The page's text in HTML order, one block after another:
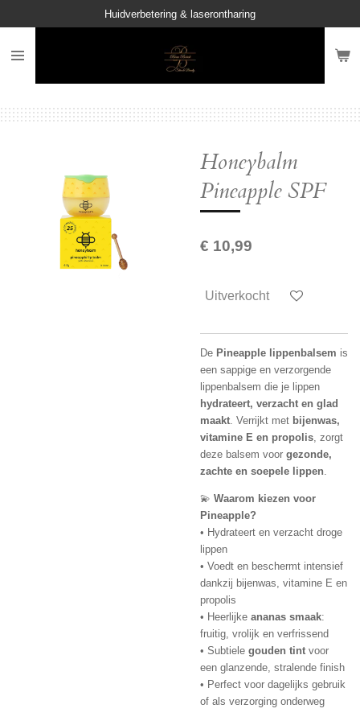
naar
hoofdinhoud
Huidverbetering & laserontharing
Honeybalm
Pineapple SPF
€ 10,99
Uitverkocht
De Pineapple lippenbalsem is
een sappige en verzorgende
lippenbalsem die je lippen
hydrateert, verzacht en glad
maakt . Verrijkt met bijenwas,
vitamine E en propolis , zorgt
deze balsem voor gezonde,
zachte en soepele lippen
💫 Waarom kiezen voor
Pineapple?
• Hydrateert en verzacht droge
lippen
• Voedt en beschermt intensief
dankzij bijenwas, vitamine E en
propolis
• Heerlijke ananas smaak:
fruitig, vrolijk en verfrissend
• Subtiele gouden tint voor
een glanzende, stralende finish
• Perfect voor dagelijks gebruik
of als verzorging onderweg